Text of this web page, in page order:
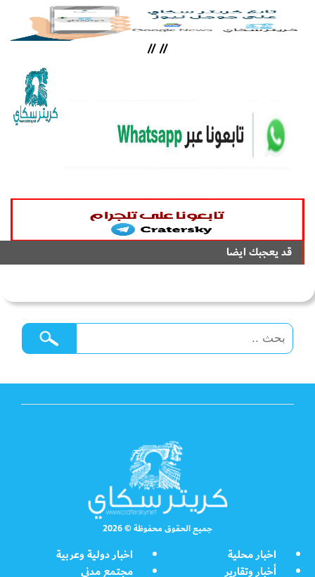
//
//
قد يعجبك ايضا
جميع الحقوق محفوظة © 2026
اخبار محلية
اخبار دولية وعربية
أخبار وتقارير
مجتمع مدني